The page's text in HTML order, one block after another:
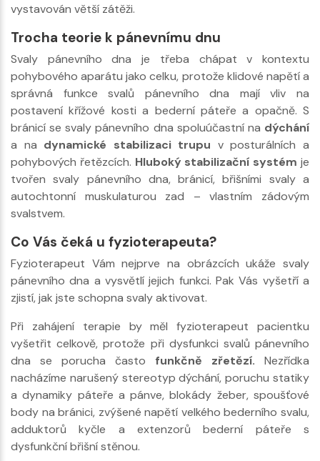
vystavován větší zátěži.
Trocha teorie k pánevnímu dnu
Svaly pánevního dna je třeba chápat v kontextu
pohybového aparátu jako celku, protože klidové napětí a
správná funkce svalů pánevního dna mají vliv na
postavení křížové kosti a bederní páteře a opačně. S
bránicí se svaly pánevního dna spoluúčastní na dýchání
a na dynamické stabilizaci trupu v posturálních a
pohybových řetězcích. Hluboký stabilizační systém je
tvořen svaly pánevního dna, bránicí, břišními svaly a
autochtonní muskulaturou zad – vlastním zádovým
svalstvem.
Co Vás čeká u fyzioterapeuta?
Fyzioterapeut Vám nejprve na obrázcích ukáže svaly
pánevního dna a vysvětlí jejich funkci. Pak Vás vyšetří a
zjistí, jak jste schopna svaly aktivovat.
Při zahájení terapie by měl fyzioterapeut pacientku
vyšetřit celkově, protože při dysfunkci svalů pánevního
dna se porucha často funkčně zřetězí. Nezřídka
nacházíme narušený stereotyp dýchání, poruchu statiky
a dynamiky páteře a pánve, blokády žeber, spoušťové
body na bránici, zvýšené napětí velkého bederního svalu,
adduktorů kyčle a extenzorů bederní páteře s
dysfunkční břišní stěnou.